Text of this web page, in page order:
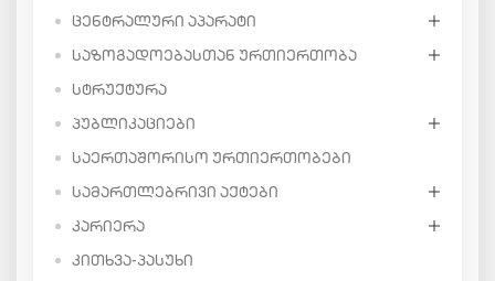
ᲪᲔᲜᲢᲠᲐᲚᲣᲠᲘ ᲐᲞᲐᲠᲐᲢᲘ
ᲡᲐᲖᲝᲒᲐᲓᲝᲔᲑᲐᲡᲗᲐᲜ ᲣᲠᲗᲘᲔᲠᲗᲝᲑᲐ
ᲡᲢᲠᲣᲥᲢᲣᲠᲐ
ᲞᲣᲑᲚᲘᲙᲐᲪᲘᲔᲑᲘ
ᲡᲐᲔᲠᲗᲐᲨᲝᲠᲘᲡᲝ ᲣᲠᲗᲘᲔᲠᲗᲝᲑᲔᲑᲘ
ᲡᲐᲛᲐᲠᲗᲚᲔᲑᲠᲘᲕᲘ ᲐᲥᲢᲔᲑᲘ
ᲙᲐᲠᲘᲔᲠᲐ
ᲙᲘᲗᲮᲕᲐ-ᲞᲐᲡᲣᲮᲘ